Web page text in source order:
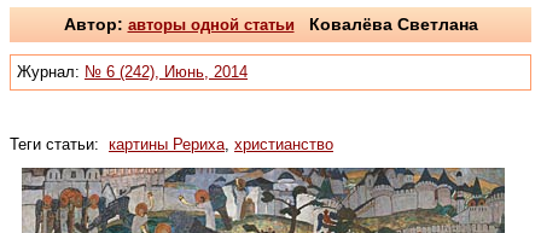
Автор: авторы одной статьиКовалёва Светлана
Журнал: № 6 (242), Июнь, 2014
Теги статьи: картины Рериха христианство